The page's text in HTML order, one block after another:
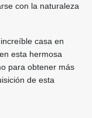
con la naturaleza
casa en
esta hermosa
para obtener más
de esta